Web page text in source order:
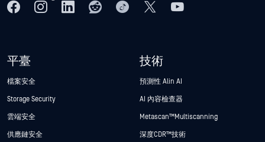
平臺
檔案安全
Storage Security
雲端安全
供應鏈安全
技術
預測性 Alin AI
AI 內容檢查器
Metascan™ Multiscanning
深度CDR™技術